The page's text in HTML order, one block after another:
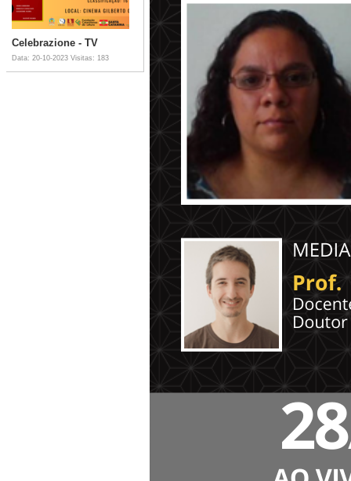
Celebrazione - TV
Data: 20-10-2023 Visitas: 183